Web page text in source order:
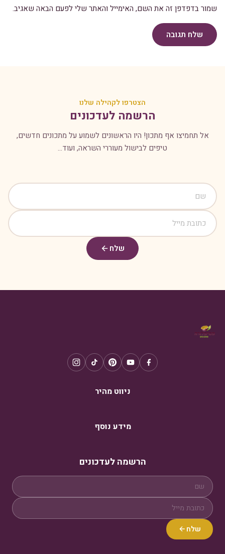
שמור בדפדפן זה את השם, האימייל והאתר שלי לפעם הבאה שאגיב.
שלח תגובה
הצטרפו לקהילה שלנו
הרשמה לעדכונים
אל תחמיצו אף מתכון! היו הראשונים לשמוע על מתכונים חדשים,
טיפים לבישול מעוררי השראה, ועוד...
שלח
ניווט מהיר
מידע נוסף
הרשמה לעדכונים
שלח